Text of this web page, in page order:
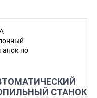
СТАНОК